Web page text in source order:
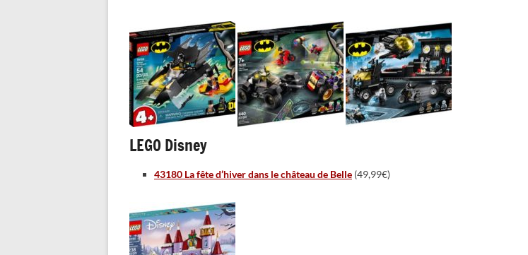
LEGO Disney
43180 La fête d’hiver dans le château de Belle (49,99€)